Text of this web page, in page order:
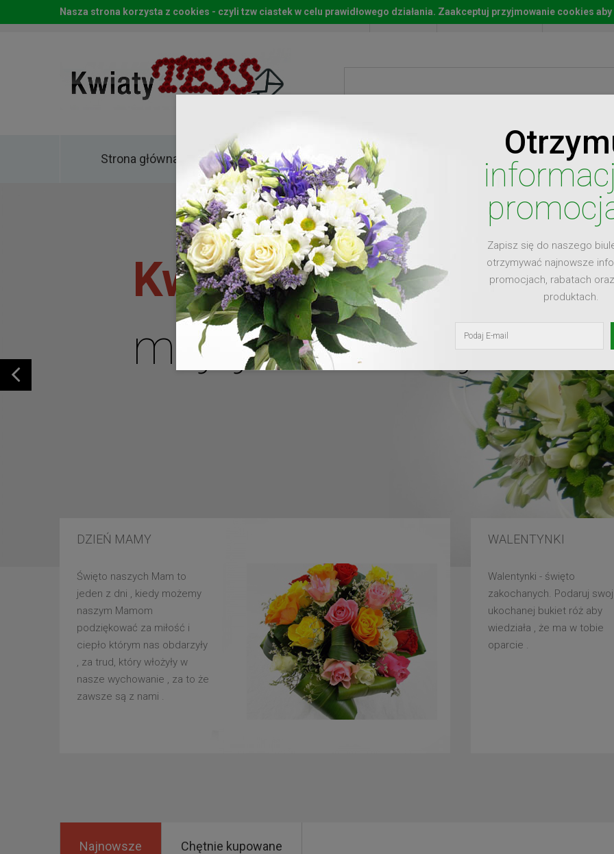
Start Moje konto Lista
Strona główna Kwiaty
Kwiaty dla
mojej ukochanej
DZIEŃ MAMY
Święto naszych Mam to
jeden z dni , kiedy możemy
naszym Mamom
podziękować za miłość i
ciepło którym nas obdarzyły
, za trud, który włożyły w
nasze wychowanie , za to że
zawsze są z nami .
WALENTYNKI
Walentynki - święto
zakochanych. Podaruj
ukochanej bukiet róż aby
wiedziała , że ma w tobie
oparcie .
Zapisz się do naszego
otrzymywać najnowsze
promocjach, rabatach
produktach.
Najnowsze Chętnie kupowane
Nasza strona korzysta z cookies - czyli tzw ciastek w celu prawidłowego działania. Zaakceptuj przyjmowanie cookies